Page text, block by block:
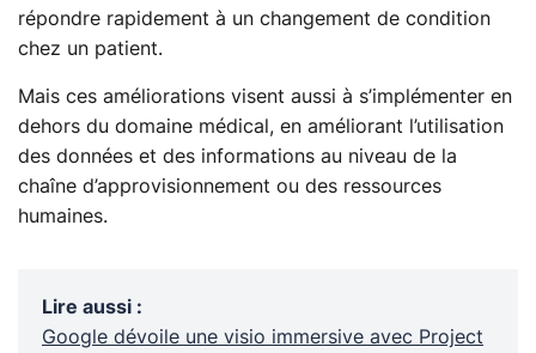
répondre rapidement à un changement de condition
chez un patient.
Mais ces améliorations visent aussi à s’implémenter en
dehors du domaine médical, en améliorant l’utilisation
des données et des informations au niveau de la
chaîne d’approvisionnement ou des ressources
humaines.
Lire aussi :
Google dévoile une visio immersive avec Project